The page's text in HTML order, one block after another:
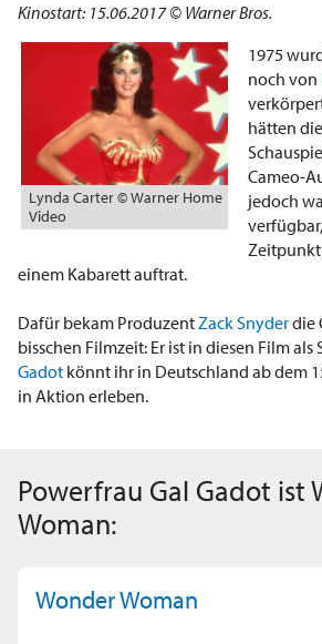
Kinostart: 15.06.2017 © Warner Bros.
Lynda Carter © Warner Home
Video
1975
noch von
hätten
Cameo-
jedoch
Zeitpunkt
einem Kabarett auftrat.
Dafür bekam ProduzentZack Snyderdie
bisschen Filmzeit: Er ist in diesen Film als
Gadot könnt ihr in Deutschland ab dem
in Aktion erleben.
Powerfrau Gal Gadot ist
Woman:
Wonder Woman